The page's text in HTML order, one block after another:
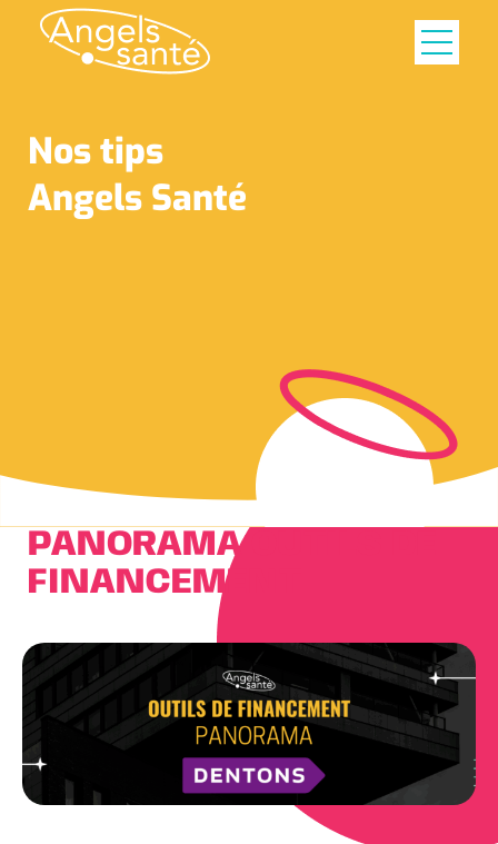
Nos tips
Angels Santé
PANORAMA OUTILS DE
FINANCEMENT